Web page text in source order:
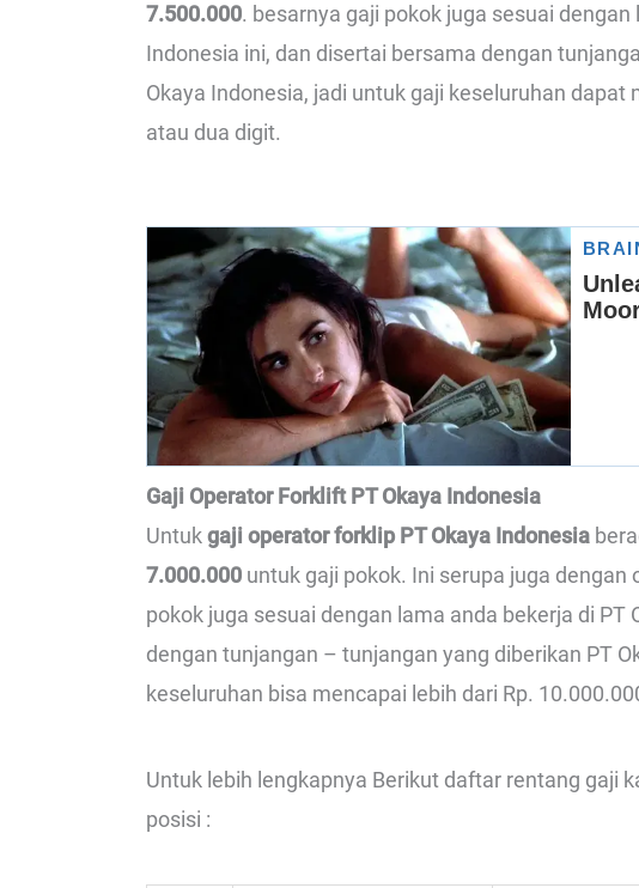
7.500.000. besarnya gaji pokok juga sesuai
Indonesia ini, dan disertai bersama dengan
Okaya Indonesia, jadi untuk gaji keseluruhan dapat
atau dua digit.
Gaji Operator Forklift PT Okaya Indonesia
Untukgaji operator forklip PT Okaya Indonesia
7.000.000 untuk gaji pokok. Ini serupa juga
pokok juga sesuai dengan lama anda bekerja di PT
dengan tunjangan – tunjangan yang diberikan PT
keseluruhan bisa mencapai lebih dari Rp.
Untuk lebih lengkapnya Berikut daftar rentang gaji
posisi :